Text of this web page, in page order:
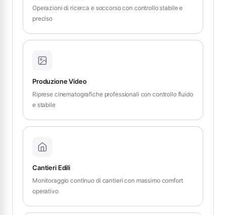
Operazioni di ricerca e soccorso con controllo stabile e
preciso
Produzione Video
Riprese cinematografiche professionali con controllo fluido
e stabile
Cantieri Edili
Monitoraggio continuo di cantieri con massimo comfort
operativo